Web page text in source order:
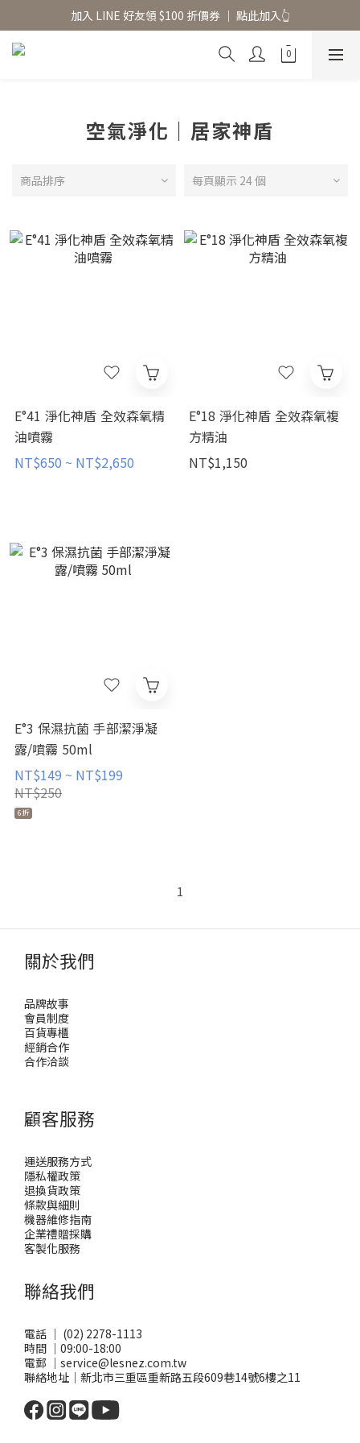
香氛水氧機、擴香香水原精  l 兩件85、三件79折
加入 LINE 好友領 $100 折價券 │ 點此加入👆
香氛水氧機、擴香香水原精  l 兩件85、三件79折
空氣淨化｜居家神盾
商品排序 每頁顯示 24 個
E°41 淨化神盾 全效森氧精
油噴霧
NT$650 ~ NT$2,650
E°18 淨化神盾 全效森氧複
方精油
NT$1,150
E°3 保濕抗菌 手部潔淨凝
露/噴霧 50ml
NT$149 ~ NT$199
NT$250
6折
1
關於我們
品牌故事
會員制度
百貨專櫃
經銷合作
合作洽談
顧客服務
運送服務方式
隱私權政策
退換貨政策
條款與細則
機器維修指南
企業禮贈採購
客製化服務
聯絡我們
電話 ｜ (02) 2278-1113
時間 ｜09:00-18:00
電郵 ｜service@lesnez.com.tw
聯絡地址｜新北市三重區重新路五段609巷14號6樓之11